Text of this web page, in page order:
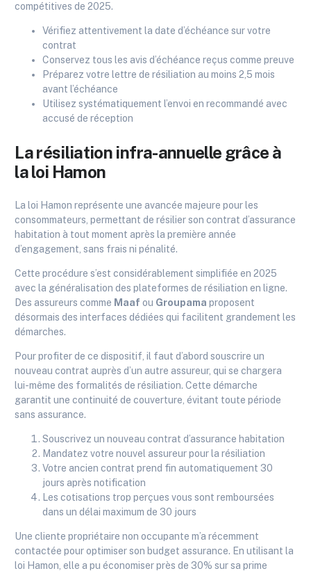
compétitives de 2025.
Vérifiez attentivement la date d’échéance sur votre
contrat
Conservez tous les avis d’échéance reçus comme preuve
Préparez votre lettre de résiliation au moins 2,5 mois
avant l’échéance
Utilisez systématiquement l’envoi en recommandé avec
accusé de réception
La résiliation infra-annuelle grâce à
la loi Hamon
La loi Hamon représente une avancée majeure pour les
consommateurs, permettant de résilier son contrat d’assurance
habitation à tout moment après la première année
d’engagement, sans frais ni pénalité.
Cette procédure s’est considérablement simplifiée en 2025
avec la généralisation des plateformes de résiliation en ligne.
Des assureurs comme Maaf ou Groupama proposent
désormais des interfaces dédiées qui facilitent grandement les
démarches.
Pour profiter de ce dispositif, il faut d’abord souscrire un
nouveau contrat auprès d’un autre assureur, qui se chargera
lui-même des formalités de résiliation. Cette démarche
garantit une continuité de couverture, évitant toute période
sans assurance.
Souscrivez un nouveau contrat d’assurance habitation
Mandatez votre nouvel assureur pour la résiliation
Votre ancien contrat prend fin automatiquement 30
jours après notification
Les cotisations trop perçues vous sont remboursées
dans un délai maximum de 30 jours
Une cliente propriétaire non occupante m’a récemment
contactée pour optimiser son budget assurance. En utilisant la
loi Hamon, elle a pu économiser près de 30% sur sa prime